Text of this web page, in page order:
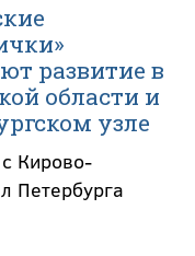
развитие в
области и
узле
Кирово-
Петербурга